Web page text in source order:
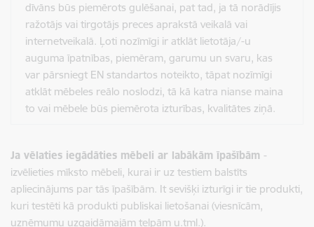
dīvāns būs piemērots gulēšanai, pat tad, ja tā norādījis
ražotājs vai tirgotājs preces aprakstā veikalā vai
internetveikalā. Ļoti nozīmīgi ir atklāt lietotāja/-u
auguma īpatnības, piemēram, garumu un svaru, kas
var pārsniegt EN standartos noteikto, tāpat nozīmīgi
atklāt mēbeles reālo noslodzi, tā kā katra nianse maina
to vai mēbele būs piemērota izturības, kvalitātes ziņā.
Ja vēlaties iegādāties mēbeli ar labākām īpašībām -
izvēlieties mīksto mēbeli, kurai ir uz testiem balstīts
apliecinājums par tās īpašībām. It sevišķi izturīgi ir tie produkti,
kuri testēti kā produkti publiskai lietošanai (viesnīcām,
uzņēmumu uzgaidāmajām telpām u.tml.).